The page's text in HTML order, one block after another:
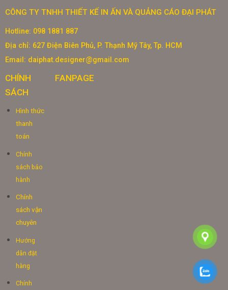
CÔNG TY TNHH THIẾT KẾ IN ẤN VÀ QUẢNG CÁO ĐẠI PHÁT
Hotline: 098 1881 887
Địa chỉ: 627 Điện Biên Phủ, P. Thạnh Mỹ Tây, Tp. HCM
Email: daiphat.designer@gmail.com
CHÍNH
SÁCH
Hình thức
thanh
toán
Chính
sách bảo
hành
Chính
sách vận
chuyên
Hướng
dẫn đặt
hàng
Chính
FANPAGE